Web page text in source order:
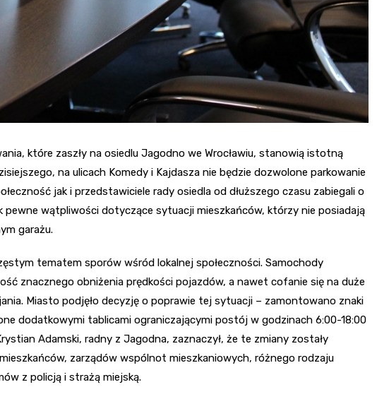
które zaszły na osiedlu Jagodno we Wrocławiu, stanowią istotną
na ulicach Komedy i Kajdasza nie będzie dozwolone parkowanie
jak i przedstawiciele rady osiedla od dłuższego czasu zabiegali o
pewne wątpliwości dotyczące sytuacji mieszkańców, którzy nie posiadają
garażu.
tematem sporów wśród lokalnej społeczności. Samochody
znacznego obniżenia prędkości pojazdów, a nawet cofanie się na duże
Miasto podjęło decyzję o poprawie tej sytuacji – zamontowano znaki
dodatkowymi tablicami ograniczającymi postój w godzinach 6:00-18:00
Adamski, radny z Jagodna, zaznaczył, że te zmiany zostały
zarządów wspólnot mieszkaniowych, różnego rodzaju
z policją i strażą miejską.